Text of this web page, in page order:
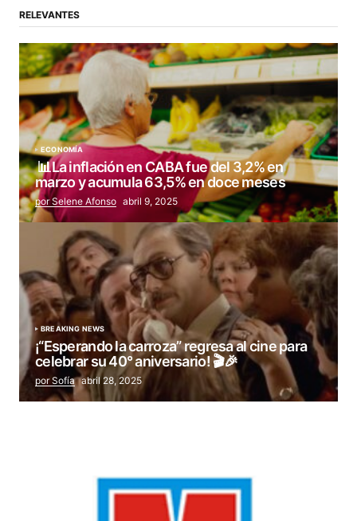
RELEVANTES
ECONOMÍA
📊La inflación en CABA fue del 3,2% en
marzo y acumula 63,5% en doce meses
por Selene Afonso abril 9, 2025
BREAKING NEWS
¡“Esperando la carroza” regresa al cine para
celebrar su 40° aniversario! 🎬🎉
por Sofía abril 28, 2025